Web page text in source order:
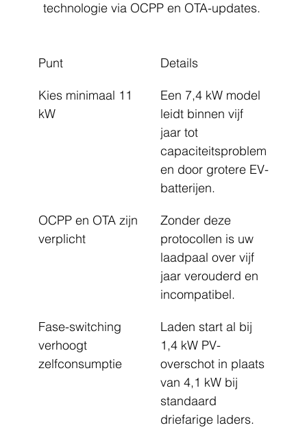
technologie via OCPP en OTA-updates.
Punt Details
Kies minimaal 11
kW
Een 7,4 kW model
leidt binnen vijf
jaar tot
capaciteitsproblem
en door grotere EV-
batterijen.
OCPP en OTA zijn
verplicht
Zonder deze
protocollen is uw
laadpaal over vijf
jaar verouderd en
incompatibel.
Fase-switching
verhoogt
zelfconsumptie
Laden start al bij
1,4 kW PV-
overschot in plaats
van 4,1 kW bij
standaard
driefarige laders.